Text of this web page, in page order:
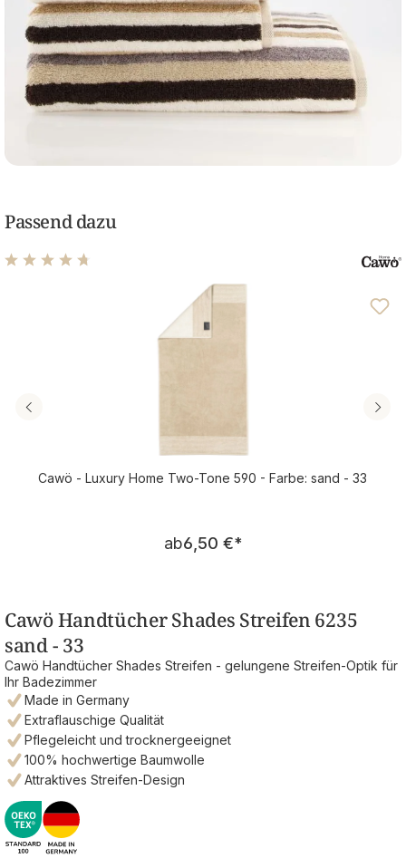
Passend dazu
Durchschnittliche Bewertung von 4.78 von 5 Sternen
Cawö - Luxury Home Two-Tone 590 - Farbe: sand - 33
Regulärer Preis:
ab6,50 €*
Cawö Handtücher Shades Streifen 6235
sand - 33
Cawö Handtücher Shades Streifen - gelungene Streifen-Optik für
Ihr Badezimmer
Made in Germany
Extraflauschige Qualität
Pflegeleicht und trocknergeeignet
100% hochwertige Baumwolle
Attraktives Streifen-Design